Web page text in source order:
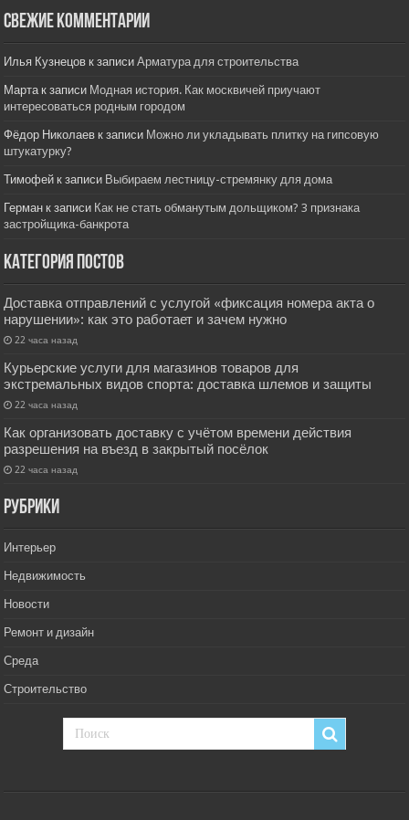
Свежие комментарии
Илья Кузнецов к записиАрматура для строительства
Мартак записи Модная история. Как москвичей приучают
интересоваться родным городом
Фёдор Николаев к записи Можно ли укладывать плитку на гипсовую
штукатурку?
Тимофей к записи Выбираем лестницу-стремянку для дома
Герман к записи Как не стать обманутым дольщиком? 3 признака
застройщика-банкрота
Категория постов
Доставка отправлений с услугой «фиксация номера акта о
нарушении»: как это работает и зачем нужно
22 часа назад
Курьерские услуги для магазинов товаров для
экстремальных видов спорта: доставка шлемов и защиты
22 часа назад
Как организовать доставку с учётом времени действия
разрешения на въезд в закрытый посёлок
22 часа назад
РУбрики
Интерьер
Недвижимость
Новости
Ремонт и дизайн
Среда
Строительство